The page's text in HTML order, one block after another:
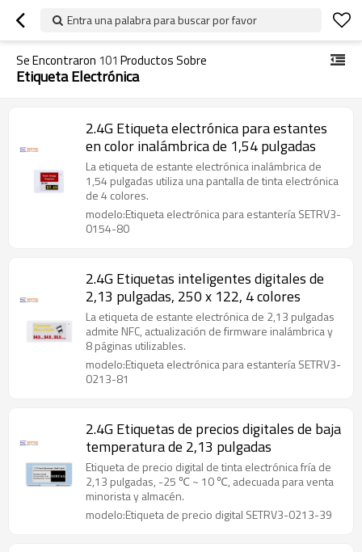
Entra una palabra para buscar por favor
Se Encontraron 101 Productos Sobre
Etiqueta Electrónica
2.4G Etiqueta electrónica para estantes
en color inalámbrica de 1,54 pulgadas
La etiqueta de estante electrónica inalámbrica de
1,54 pulgadas utiliza una pantalla de tinta electrónica
de 4 colores.
modelo:Etiqueta electrónica para estantería SETRV3-
0154-80
2.4G Etiquetas inteligentes digitales de
2,13 pulgadas, 250 x 122, 4 colores
La etiqueta de estante electrónica de 2,13 pulgadas
admite NFC, actualización de firmware inalámbrica y
8 páginas utilizables.
modelo:Etiqueta electrónica para estantería SETRV3-
0213-81
2.4G Etiquetas de precios digitales de baja
temperatura de 2,13 pulgadas
Etiqueta de precio digital de tinta electrónica fría de
2,13 pulgadas, -25 ℃ ~ 10 ℃, adecuada para venta
minorista y almacén.
modelo:Etiqueta de precio digital SETRV3-0213-39